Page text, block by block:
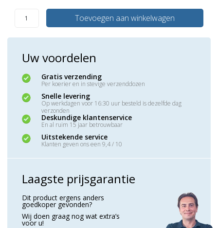
Toevoegen aan winkelwagen
Uw voordelen
Gratis verzending
Per koerier en in stevige verzenddozen
Snelle levering
Op werkdagen voor 16:30 uur besteld is dezelfde dag
verzonden
Deskundige klantenservice
En al ruim 15 jaar betrouwbaar
Uitstekende service
Klanten geven ons een 9,4 / 10
Laagste prijsgarantie
Dit product ergens anders
goedkoper gevonden?
Wij doen graag nog wat extra’s
voor u!